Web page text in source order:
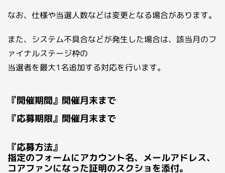
なお、仕様や当選人数などは変更となる場合があります。
また、システム不具合などが発生した場合は、該当月のフ
ァイナルステージ枠の
当選者を最大1名追加する対応を行います。
『開催期間』開催月末まで
『応募期限』開催月末まで
『応募方法』
指定のフォームにアカウント名、メールアドレス、
コアファンになった証明のスクショを添付。